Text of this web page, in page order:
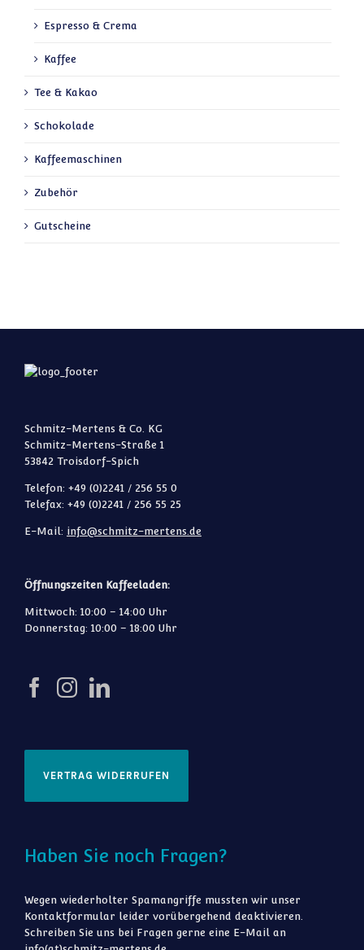
Espresso & Crema
Kaffee
Tee & Kakao
Schokolade
Kaffeemaschinen
Zubehör
Gutscheine
Schmitz-Mertens & Co. KG
Schmitz-Mertens-Straße 1
53842 Troisdorf-Spich
Telefon: +49 (0)2241 / 256 55 0
Telefax: +49 (0)2241 / 256 55 25
E-Mail: info@schmitz-mertens.de
Öffnungszeiten Kaffeeladen:
Mittwoch: 10:00 – 14:00 Uhr
Donnerstag: 10:00 – 18:00 Uhr
VERTRAG WIDERRUFEN
Haben Sie noch Fragen?
Wegen wiederholter Spamangriffe mussten wir unser
Kontaktformular leider vorübergehend deaktivieren.
Schreiben Sie uns bei Fragen gerne eine E-Mail an